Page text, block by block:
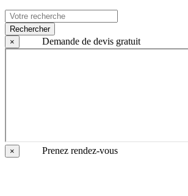
Rechercher
×
Demande de devis gratuit
× Prenez rendez-vous